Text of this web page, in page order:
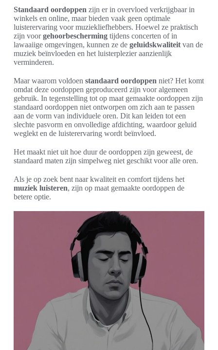
Standaard oordoppen zijn er in overvloed verkrijgbaar in
winkels en online, maar bieden vaak geen optimale
luisterervaring voor muziekliefhebbers. Hoewel ze praktisch
zijn voorgehoorbescherming tijdens concerten of in
lawaaiige omgevingen, kunnen ze de geluidskwaliteit van de
muziek beïnvloeden en het luisterplezier aanzienlijk
verminderen.
Maar waarom voldoen standaard oordoppen niet? Het komt
omdat deze oordoppen geproduceerd zijn voor algemeen
gebruik. In tegenstelling tot op maat gemaakte oordoppen zijn
standaard oordoppen niet ontworpen om zich aan te passen
aan de vorm van individuele oren. Dit kan leiden tot een
slechte pasvorm en onvolledige afdichting, waardoor geluid
weglekt en de luisterervaring wordt beïnvloed.
Het maakt niet uit hoe duur de oordoppen zijn geweest, de
standaard maten zijn simpelweg niet geschikt voor alle oren.
Als je op zoek bent naar kwaliteit en comfort tijdens het
muziek luisteren, zijn op maat gemaakte oordoppen de
betere optie.